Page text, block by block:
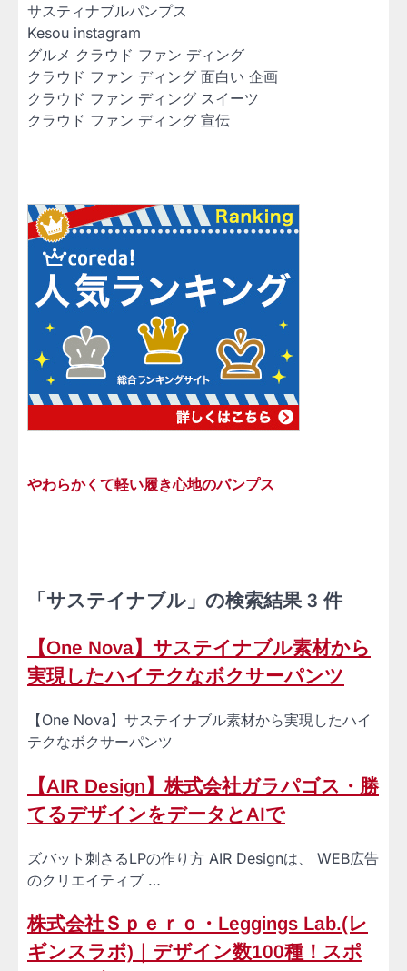
サスティナブルパンプス
Kesou instagram
グルメ クラウド ファン ディング
クラウド ファン ディング 面白い 企画
クラウド ファン ディング スイーツ
クラウド ファン ディング 宣伝
やわらかくて軽い履き心地のパンプス
「サステイナブル」の検索結果 3 件
【One Nova】サステイナブル素材から
実現したハイテクなボクサーパンツ
【One Nova】サステイナブル素材から実現したハイ
テクなボクサーパンツ
【AIR Design】株式会社ガラパゴス・勝
てるデザインをデータとAIで
ズバット刺さるLPの作り方 AIR Designは、 WEB広告
のクリエイティブ …
株式会社Ｓｐｅｒｏ・Leggings Lab.(レ
ギンスラボ)｜デザイン数100種！スポ